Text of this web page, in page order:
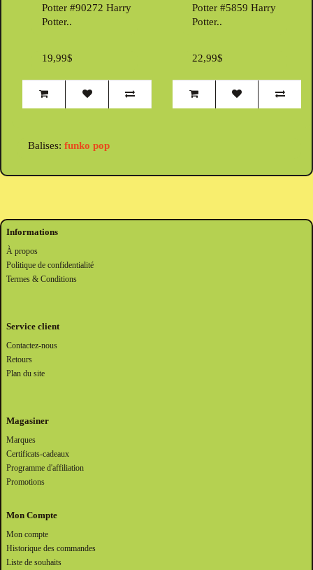
Potter #90272 Harry
Potter..
19,99$
Potter #5859 Harry
Potter..
22,99$
Balises: funko pop
Informations
À propos
Politique de confidentialité
Termes & Conditions
Service client
Contactez-nous
Retours
Plan du site
Magasiner
Marques
Certificats-cadeaux
Programme d'affiliation
Promotions
Mon Compte
Mon compte
Historique des commandes
Liste de souhaits